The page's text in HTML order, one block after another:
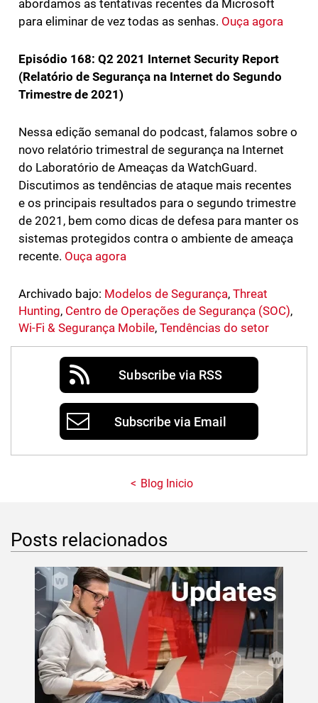
abordamos as tentativas recentes da Microsoft
para eliminar de vez todas as senhas. Ouça agora
Episódio 168: Q2 2021 Internet Security Report
(Relatório de Segurança na Internet do Segundo
Trimestre de 2021)
Nessa edição semanal do podcast, falamos sobre o
novo relatório trimestral de segurança na Internet
do Laboratório de Ameaças da WatchGuard.
Discutimos as tendências de ataque mais recentes
e os principais resultados para o segundo trimestre
de 2021, bem como dicas de defesa para manter os
sistemas protegidos contra o ambiente de ameaça
recente. Ouça agora
Archivado bajo: Modelos de Segurança,Threat
Hunting, Centro de Operações de Segurança (SOC),
Wi-Fi & Segurança Mobile, Tendências do setor
Subscribe via RSS
Subscribe via Email
Blog Inicio
Posts relacionados